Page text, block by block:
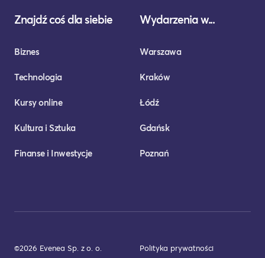
Znajdź coś dla siebie
Biznes
Technologia
Kursy online
Kultura i Sztuka
Finanse i Inwestycje
Wydarzenia w...
Warszawa
Kraków
Łódź
Gdańsk
Poznań
©2026 Evenea Sp. z o. o. Polityka prywatności